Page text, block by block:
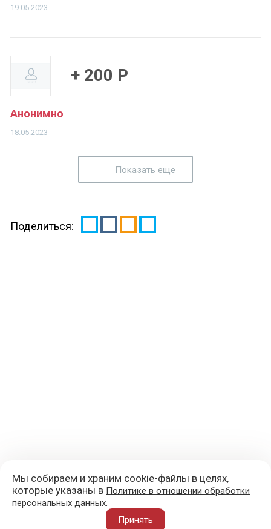
19.05.2023
Анонимно
18.05.2023
+ 200 Р
Показать еще
Поделиться:
+7 (977) 418-45-00
Мы собираем и храним cookie-файлы в целях,
которые указаны в Политике в отношении обработки
персональных данных.
Принять